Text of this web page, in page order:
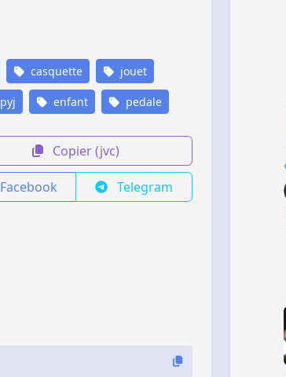
casquette jouet
pyj enfant pedale
Copier (jvc)
Facebook Telegram